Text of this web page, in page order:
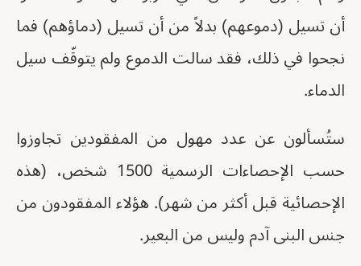
أن تسيل (دموعهم) بدلاً من أن تسيل (دماؤهم) فما
نجحوا في ذلك، فقد سالت الدموع ولم يتوقّف سيل
الدماء.
ستُسألون عن عدد مهول من المفقودين تجاوزوا
حسب الإحصاءات الرسمية 1500 شخص، (هذه
الإحصائية قبل أكثر من شهر). هؤلاء المفقودون من
جنس البنى آدم وليس من البعير.